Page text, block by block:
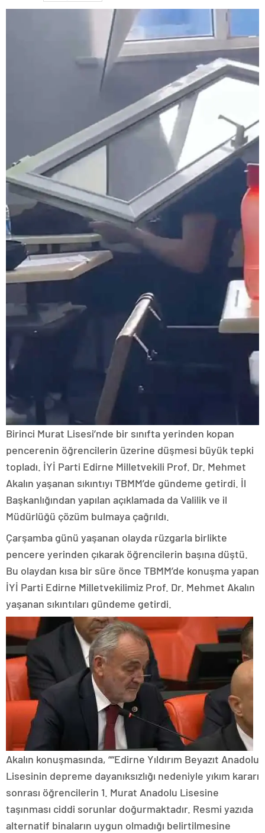
Birinci Murat Lisesi’nde bir sınıfta yerinden kopan
pencerenin öğrencilerin üzerine düşmesi büyük tepki
topladı. İYİ Parti Edirne Milletvekili Prof. Dr. Mehmet
Akalın yaşanan sıkıntıyı TBMM’de gündeme getirdi. İl
Başkanlığından yapılan açıklamada da Valilik ve il
Müdürlüğü çözüm bulmaya çağrıldı.
Çarşamba günü yaşanan olayda rüzgarla birlikte
pencere yerinden çıkarak öğrencilerin başına düştü.
Bu olaydan kısa bir süre önce TBMM’de konuşma yapan
İYİ Parti Edirne Milletvekilimiz Prof. Dr. Mehmet Akalın
yaşanan sıkıntıları gündeme getirdi.
Akalın konuşmasında, ““Edirne Yıldırım Beyazıt Anadolu
Lisesinin depreme dayanıksızlığı nedeniyle yıkım kararı
sonrası öğrencilerin 1. Murat Anadolu Lisesine
taşınması ciddi sorunlar doğurmaktadır. Resmi yazıda
alternatif binaların uygun olmadığı belirtilmesine